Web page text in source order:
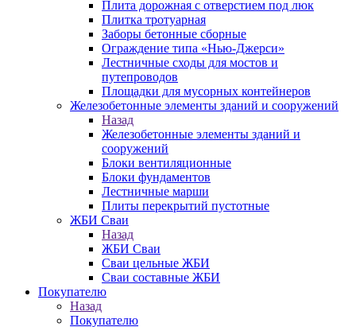
Плита дорожная с отверстием под люк
Плитка тротуарная
Заборы бетонные сборные
Ограждение типа «Нью-Джерси»
Лестничные сходы для мостов и
путепроводов
Площадки для мусорных контейнеров
Железобетонные элементы зданий и сооружений
Назад
Железобетонные элементы зданий и
сооружений
Блоки вентиляционные
Блоки фундаментов
Лестничные марши
Плиты перекрытий пустотные
ЖБИ Сваи
Назад
ЖБИ Сваи
Сваи цельные ЖБИ
Сваи составные ЖБИ
Покупателю
Назад
Покупателю